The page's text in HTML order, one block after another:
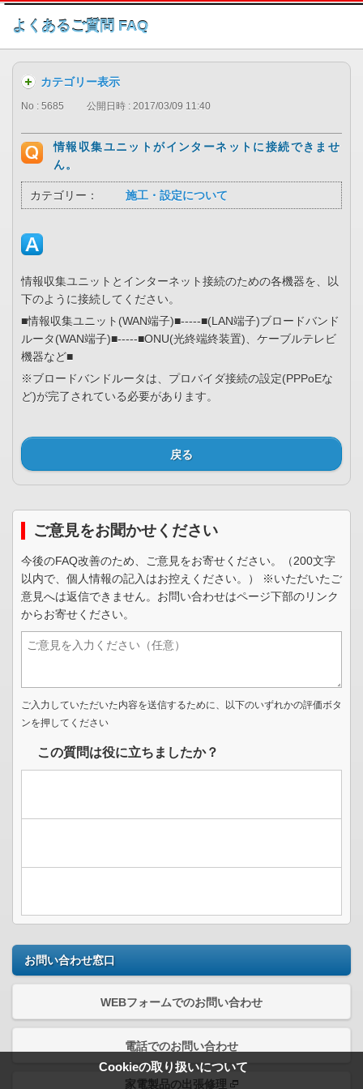
このページの本文へ
よくあるご質問 FAQ
Cookieの取り扱いについて
カテゴリー表示
No : 5685 公開日時 : 2017/03/09 11:40
情報収集ユニットがインターネットに接続できませ
ん。
カテゴリー： 施工・設定について
情報収集ユニットとインターネット接続のための各機器を、以
下のように接続してください。
■情報収集ユニット(WAN端子)■-----■(LAN端子)ブロードバンド
ルータ(WAN端子)■-----■ONU(光終端終装置)、ケーブルテレビ
機器など■
※ブロードバンドルータは、プロバイダ接続の設定(PPPoEな
ど)が完了されている必要があります。
戻る
ご意見をお聞かせください
今後のFAQ改善のため、ご意見をお寄せください。（200文字
以内で、個人情報の記入はお控えください。） ※いただいたご
意見へは返信できません。お問い合わせはページ下部のリンク
からお寄せください。
ご入力していただいた内容を送信するために、以下のいずれかの評価ボタ
ンを押してください
この質問は役に立ちましたか？
お問い合わせ窓口
WEBフォームでのお問い合わせ
電話でのお問い合わせ
家電製品の出張修理